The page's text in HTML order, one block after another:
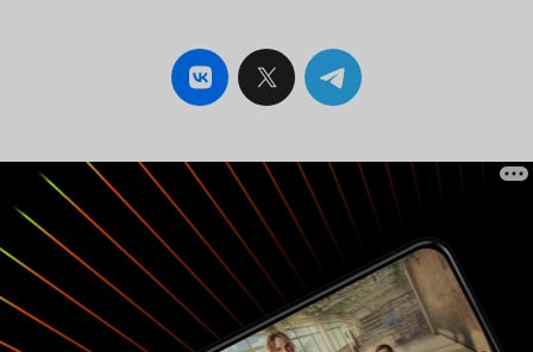
мало кто вообще понял суть фильма, вернее,
мало кто попытался понять. Все или почти все
зрители ухватились за самое простое –
порнографические моменты – ведь для
сексуальный акт, это, если не копать глубоко,
всегда просто. Вот и в этом фильме все
зацепились именно за это и, конечно же, сразу
начали критиковать, мол, как такое возможно,
что в современном фильме, не относящийся к
обычной порнографии, нам прям вот так в
открытую показывают оральный секс. Все
отзывы, они именно об этом, но не о том, что
вообще хотел показать или сказать режиссёр.